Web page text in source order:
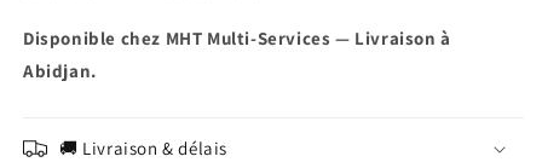
Disponible chez MHT Multi-Services — Livraison à
Abidjan.
🚚 Livraison & délais